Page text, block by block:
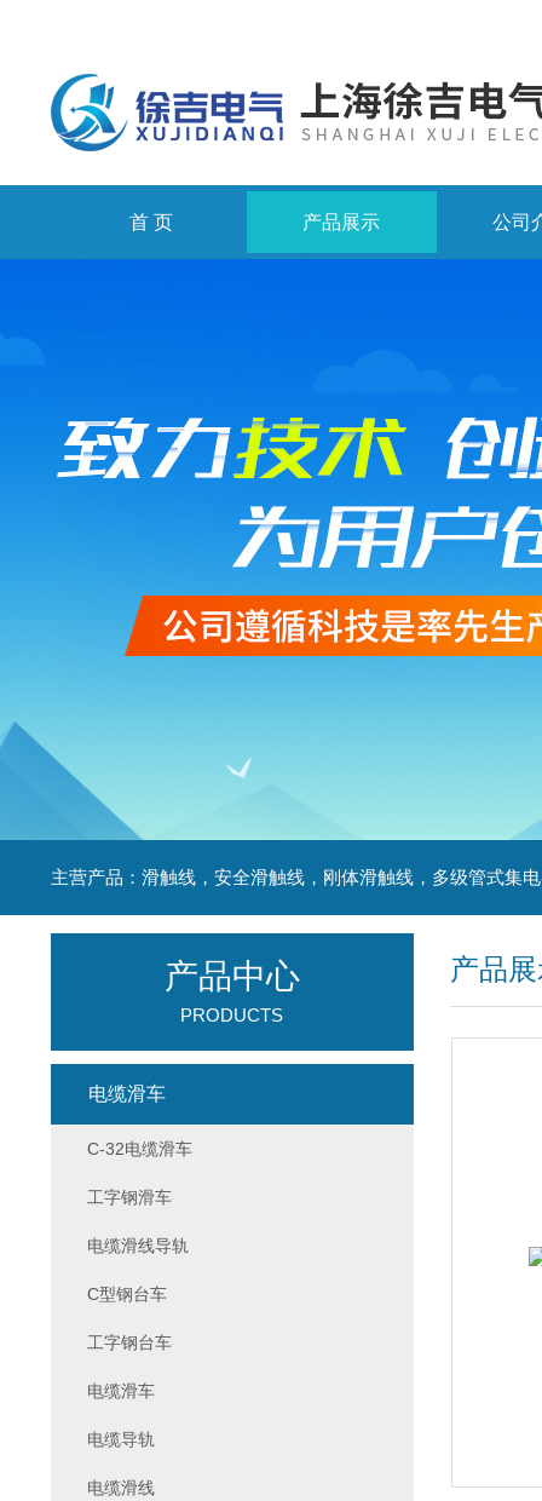
首 页 产品展示 公司
产品
产品中心
PRODUCTS
电缆滑车
C-32电缆滑车
工字钢滑车
电缆滑线导轨
C型钢台车
工字钢台车
电缆滑车
电缆导轨
电缆滑线